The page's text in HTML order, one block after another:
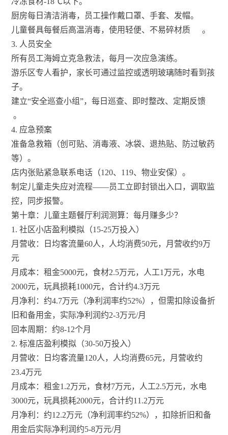
厨房每日清洁消毒，员工操作戴口罩、手套、发帽。
儿童餐具每餐后高温消毒，使用轻便、不易碎材质
。
3. 人员安全
所有员工海姆立克急救法，每月一次应急演练。
游乐区专人看护，家长可通过监控或透明玻璃随时看到孩
子。
建立“安全巡查小组”，每日巡查、即时整改、定期反馈
。
4. 应急预案
准备急救箱（创可贴、消毒液、冰袋、退热贴、防过敏药
等）。
店内张贴紧急联系电话（120、119、物业安保）。
制定儿童走失应对流程——员工立即封锁出入口，调取监
控，同步报警。
第十章：儿童主题餐厅利润测算：每月赚多少？
1. 社区小店盈利模拟（15-25万投入）
月营收：日均客流量60人，人均消费50元，月营收约9万
元
月成本：租金5000元，食材2.5万元，人工1万元，水电
2000元，玩具损耗1000元，合计约4.3万元
月净利：约4.7万元（净利润率约52%），但需扣除设备折
旧和备用金，实际净利润约2-3万元/月
回本周期：约8-12个月
2. 标准店盈利模拟（30-50万投入）
月营收：日均客流量120人，人均消费65元，月营收约
23.4万元
月成本：租金1.2万元，食材7万元，人工2.5万元，水电
3000元，玩具损耗2000元，合计约11.2万元
月净利：约12.2万元（净利润率约52%），扣除折旧和备
用金后实际净利润约5-8万元/月